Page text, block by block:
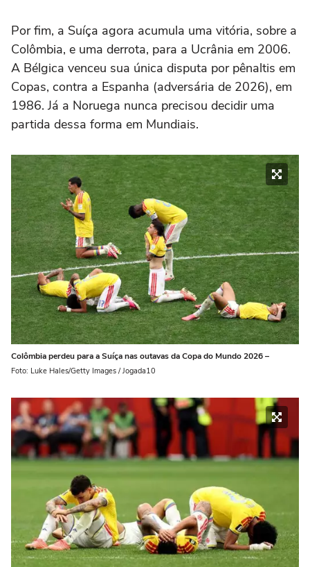
Por fim, a Suíça agora acumula uma vitória, sobre a
Colômbia, e uma derrota, para a Ucrânia em 2006.
A Bélgica venceu sua única disputa por pênaltis em
Copas, contra a Espanha (adversária de 2026), em
1986. Já a Noruega nunca precisou decidir uma
partida dessa forma em Mundiais.
Colômbia perdeu para a Suíça nas outavas da Copa do Mundo 2026 –
Foto: Luke Hales/Getty Images / Jogada10